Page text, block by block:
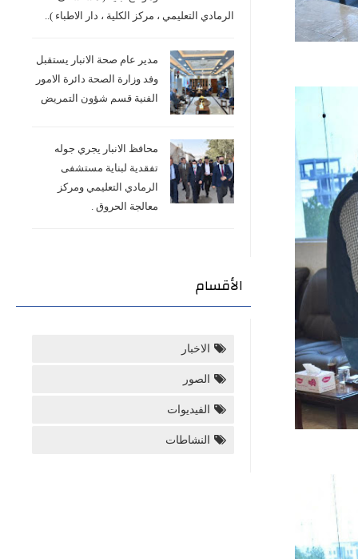
الرمادي التعليمي ، مركز الكلية ، دار الاطباء )..
مدير عام صحة الانبار يستقبل
وفد وزارة الصحة دائرة الامور
الفنية قسم شؤون التمريض
محافظ الانبار يجري جوله
تفقدية لبناية مستشفى
الرمادي التعليمي ومركز
معالجة الحروق .
الأقسام
الاخبار
الصور
الفيديوات
النشاطات